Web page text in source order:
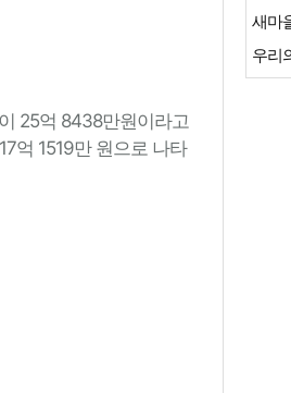
25억 8438만원이라고
억 1519만 원으로 나타
새마
우리